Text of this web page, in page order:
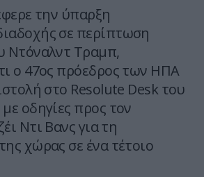
την ύπαρξη
σε περίπτωση
Ντόναλντ Τραμπ,
ο 47ος πρόεδρος των ΗΠΑ
στο Resolute Desk του
οδηγίες προς τον
Ντι Βανς για τη
χώρας σε ένα τέτοιο